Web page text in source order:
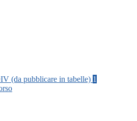
(da pubblicare in tabelle) 1